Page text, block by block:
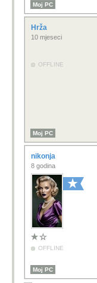
Moj PC
Hrža
10 mjeseci
OFFLINE
Moj PC
nikonja
8 godina
OFFLINE
Moj PC